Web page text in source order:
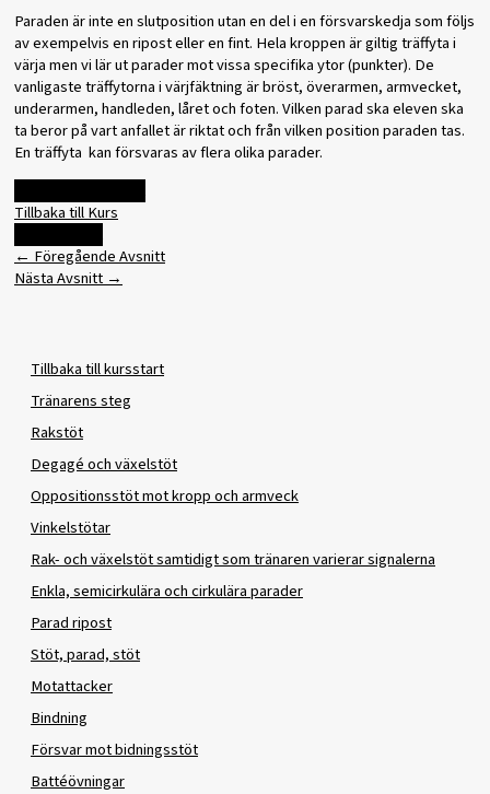
Paraden är inte en slutposition utan en del i en försvarskedja som följs
av exempelvis en ripost eller en fint. Hela kroppen är giltig träffyta i
värja men vi lär ut parader mot vissa specifika ytor (punkter). De
vanligaste träffytorna i värjfäktning är bröst, överarmen, armvecket,
underarmen, handleden, låret och foten. Vilken parad ska eleven ska
ta beror på vart anfallet är riktat och från vilken position paraden tas.
En träffyta kan försvaras av flera olika parader.
Tillbaka till Kurs
← Föregående Avsnitt
Nästa Avsnitt →
Tillbaka till kursstart
Tränarens steg
Rakstöt
Degagé och växelstöt
Oppositionsstöt mot kropp och armveck
Vinkelstötar
Rak- och växelstöt samtidigt som tränaren varierar signalerna
Enkla, semicirkulära och cirkulära parader
Parad ripost
Stöt, parad, stöt
Motattacker
Bindning
Försvar mot bidningsstöt
Battéövningar